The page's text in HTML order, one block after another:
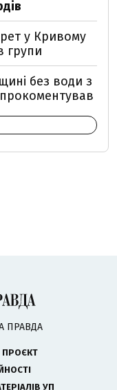
у Кривому
групи
без води з
ПРАВДА
ПРОЄКТ
УП